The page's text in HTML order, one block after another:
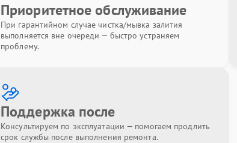
Приоритетное обслуживание
При гарантийном случае чистка/мывка залития
выполняется вне очереди — быстро устраняем
проблему.
Поддержка после
Консультируем по эксплуатации — помогаем продлить
срок службы после выполнения ремонта.